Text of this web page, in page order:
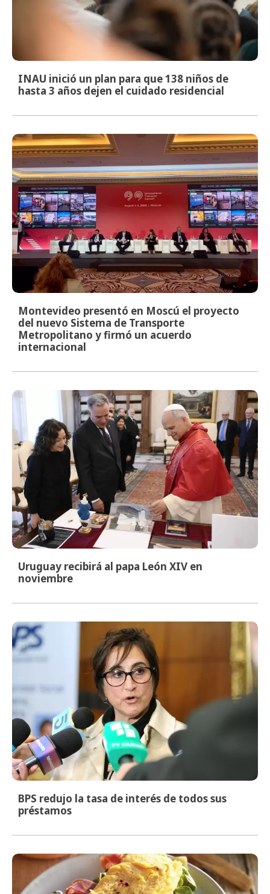
INAU inició un plan para que 138 niños de
hasta 3 años dejen el cuidado residencial
Montevideo presentó en Moscú el proyecto
del nuevo Sistema de Transporte
Metropolitano y firmó un acuerdo
internacional
Uruguay recibirá al papa León XIV en
noviembre
BPS redujo la tasa de interés de todos sus
préstamos